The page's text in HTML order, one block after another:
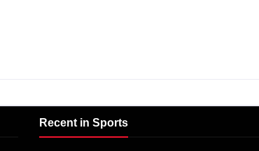
Recent in Sports